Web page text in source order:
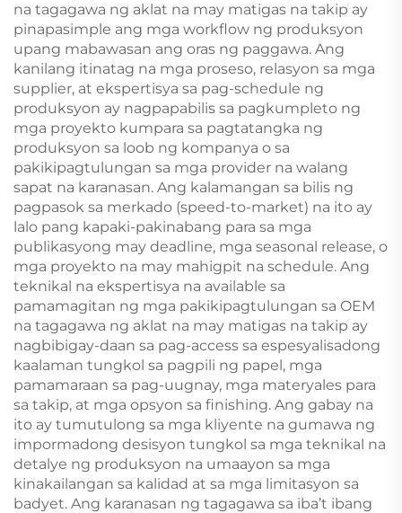
na tagagawa ng aklat na may matigas na takip ay
pinapasimple ang mga workflow ng produksyon
upang mabawasan ang oras ng paggawa. Ang
kanilang itinatag na mga proseso, relasyon sa mga
supplier, at ekspertisya sa pag-schedule ng
produksyon ay nagpapabilis sa pagkumpleto ng
mga proyekto kumpara sa pagtatangka ng
produksyon sa loob ng kompanya o sa
pakikipagtulungan sa mga provider na walang
sapat na karanasan. Ang kalamangan sa bilis ng
pagpasok sa merkado (speed-to-market) na ito ay
lalo pang kapaki-pakinabang para sa mga
publikasyong may deadline, mga seasonal release, o
mga proyekto na may mahigpit na schedule. Ang
teknikal na ekspertisya na available sa
pamamagitan ng mga pakikipagtulungan sa OEM
na tagagawa ng aklat na may matigas na takip ay
nagbibigay-daan sa pag-access sa espesyalisadong
kaalaman tungkol sa pagpili ng papel, mga
pamamaraan sa pag-uugnay, mga materyales para
sa takip, at mga opsyon sa finishing. Ang gabay na
ito ay tumutulong sa mga kliyente na gumawa ng
impormadong desisyon tungkol sa mga teknikal na
detalye ng produksyon na umaayon sa mga
kinakailangan sa kalidad at sa mga limitasyon sa
badyet. Ang karanasan ng tagagawa sa iba’t ibang